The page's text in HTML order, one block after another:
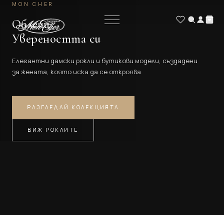
Бутик Mon Cher
Skip
content
MON CHER
Облечи
Увереността си
Елегантни дамски рокли и бутикови модели, създадени
за жената, която иска да се откроява
РАЗГЛЕДАЙ КОЛЕКЦИЯТА
ВИЖ РОКЛИТЕ